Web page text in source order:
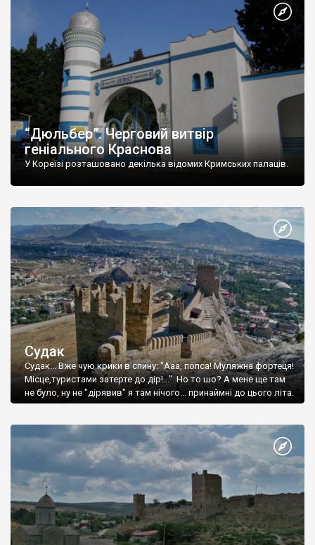
“Дюльбер”. Черговий витвір
геніального Краснова
У Кореїзі розташовано декілька відомих Кримських палаців.
Судак
Судак... Вже чую крики в спину: "Ааа, попса! Муляжна фортеця!
Місце,туристами затерте до дір!..." Но то шо? А мене ще там
не було, ну не "дірявив" я там нічого... принаймні до цього літа.